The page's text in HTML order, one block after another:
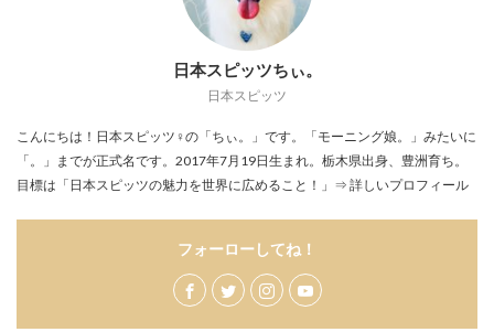
日本スピッツちぃ。
日本スピッツ
こんにちは！日本スピッツ♀の「ちぃ。」です。「モーニング娘。」みたいに
「。」までが正式名です。2017年7月19日生まれ。栃木県出身、豊洲育ち。
目標は「日本スピッツの魅力を世界に広めること！」 ⇒ 詳しいプロフィール
フォーローしてね！